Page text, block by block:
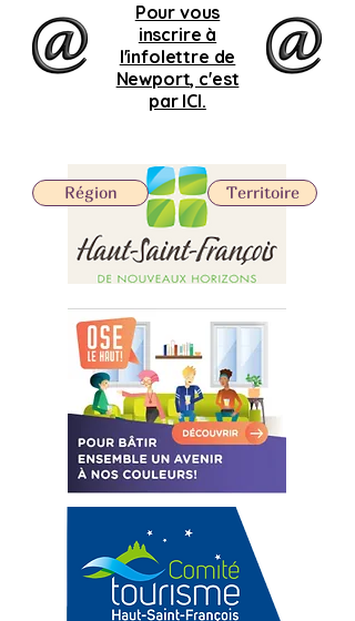
Pour vous
inscrire à
l'infolettre de
Newport, c'est
par ICI.
Territoire
Région